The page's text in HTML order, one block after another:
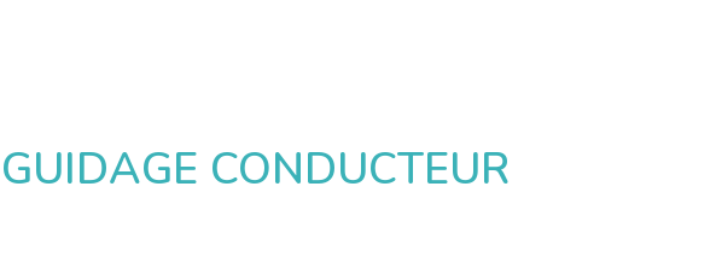
GUIDAGE CONDUCTEUR